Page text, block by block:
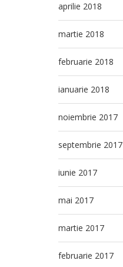
aprilie 2018
martie 2018
februarie 2018
ianuarie 2018
noiembrie 2017
septembrie 2017
iunie 2017
mai 2017
martie 2017
februarie 2017